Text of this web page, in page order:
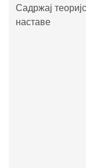
Садржај
наставе